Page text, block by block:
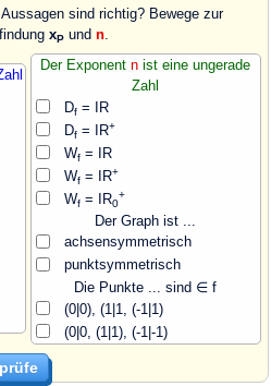
sind richtig? Bewege zur
xP und n.
Der Exponent n ist eine ungerade
Zahl
Df= IR
Df= IR+
Wf= IR
Wf= IR+
Wf= IR0
+
Der Graph ist ...
achsensymmetrisch
punktsymmetrisch
Die Punkte ... sind ∈ f
(0|0), (1|1, (-1|1)
(0|0, (1|1), (-1|-1)